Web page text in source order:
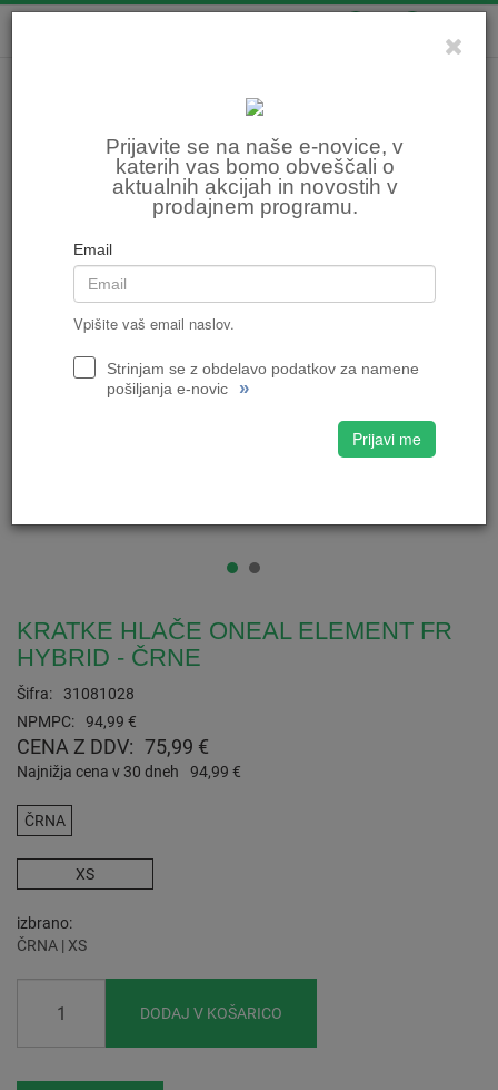
Prijavite se na naše e-novice, v
katerih vas bomo obveščali o
aktualnih akcijah in novostih v
prodajnem programu.
Email
Vpišite vaš email naslov.
Strinjam se z obdelavo podatkov za namene
pošiljanja e-novic
»
Prijavi me
KRATKE HLAČE ONEAL ELEMENT FR
HYBRID - ČRNE
Šifra:
31081028
NPMPC:
94,99 €
CENA Z DDV: 75,99 €
Najnižja cena v 30 dneh 94,99 €
ČRNA
XS
izbrano
ČRNA | XS
DODAJ V KOŠARICO